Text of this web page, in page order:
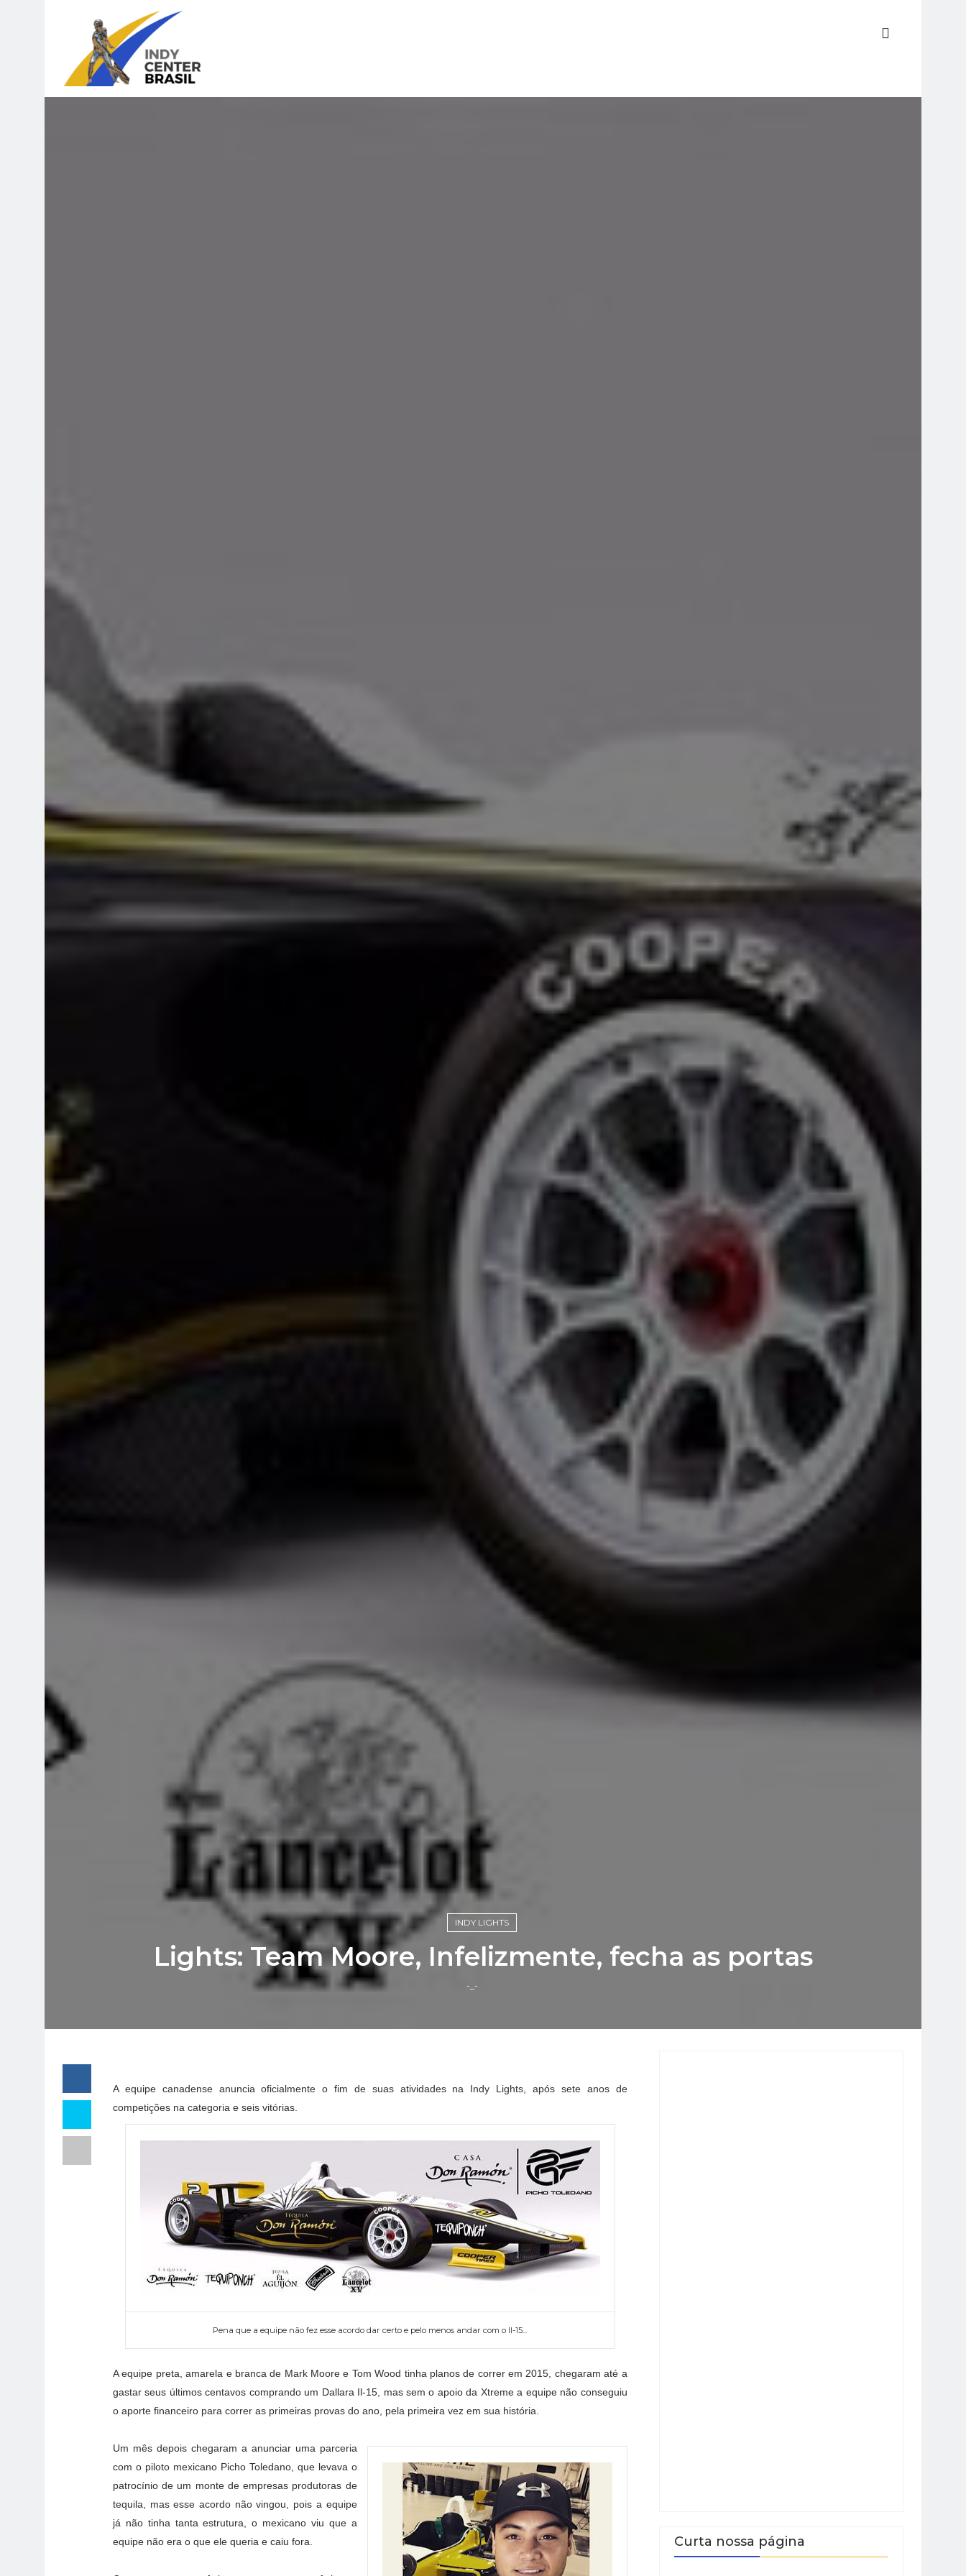
INDY LIGHTS
Lights: Team Moore, Infelizmente, fecha as portas
-_-
A equipe canadense anuncia oficialmente o fim de suas atividades na Indy Lights, após sete anos de
competições na categoria e seis vitórias.
Pena que a equipe não fez esse acordo dar certo e pelo menos andar com o Il-15...
A equipe preta, amarela e branca de Mark Moore e Tom Wood tinha planos de correr em 2015, chegaram até a
gastar seus últimos centavos comprando um Dallara Il-15, mas sem o apoio da Xtreme a equipe não conseguiu
o aporte financeiro para correr as primeiras provas do ano, pela primeira vez em sua história.
Um mês depois chegaram a anunciar uma parceria
com o piloto mexicano Picho Toledano, que levava o
patrocínio de um monte de empresas produtoras de
tequila, mas esse acordo não vingou, pois a equipe
já não tinha tanta estrutura, o mexicano viu que a
equipe não era o que ele queria e caiu fora.
Curta nossa página